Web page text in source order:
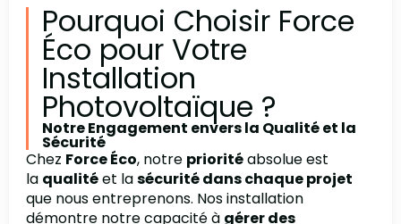
Pourquoi Choisir Force
Éco pour Votre
Installation
Photovoltaïque ?
Notre Engagement envers la Qualité et la
Sécurité
Chez Force Éco, notre prioritéabsolue est
la qualitéet lasécurité dans chaque projet
que nous entreprenons. Nos installation
démontre notre capacité à gérer des